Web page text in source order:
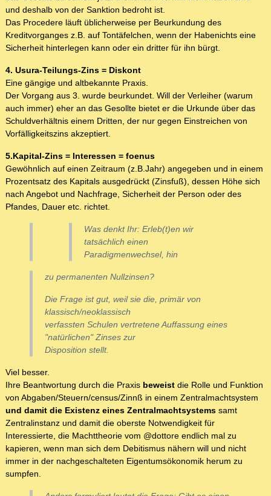
und deshalb von der Sanktion bedroht ist.
Das Procedere läuft üblicherweise per Beurkundung des
Kreditvorganges z.B. auf Tontäfelchen, wenn der Habenichts eine
Sicherheit hinterlegen kann oder ein dritter für ihn bürgt.
4. Usura-Teilungs-Zins = Diskont
Eine gängige und altbekannte Praxis.
Der Vorgang aus 3. wurde beurkundet. Will der Verleiher (warum
auch immer) eher an das Gesollte bietet er die Urkunde über das
Schuldverhältnis einem Dritten, der nur gegen Einstreichen von
Vorfälligkeitszins akzeptiert.
5.Kapital-Zins = Interessen = foenus
Gewöhnlich auf einen Zeitraum (z.B.Jahr) angegeben und in einem
Prozentsatz des Kapitals ausgedrückt (Zinsfuß), dessen Höhe sich
nach Angebot und Nachfrage, Sicherheit der Person oder des
Pfandes, Dauer etc. richtet.
Was denkt Ihr: Erleb(t)en wir
tatsächlich einen
Paradigmenwechsel, hin
zu permanenten Nullzinsen?
Die Frage ist gut, weil sie die, primär von
klassisch/neoklassisch
verfassten Schulen vertretene Auffassung eines
"natürlichen" Zinses zur
Disposition stellt.
Viel besser.
Ihre Beantwortung durch die Praxis beweist die Rolle und Funktion
von Abgaben/Steuern/census/Zinnß in einem Zentralmachtsystem
und damit die Existenz eines Zentralmachtsystems samt
Zentralinstanz und damit die oberste Notwendigkeit für
Interessierte, die Machttheorie vom @dottore endlich mal zu
kapieren, wenn man sich dem Debitismus nähern will und nicht
immer in der nachgeschalteten Eigentumsökonomik herum zu
sumpfen.